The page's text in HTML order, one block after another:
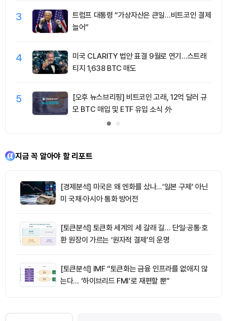
3
트럼프 대통령 “가상자산은 큰일…비트코인 결제
늘어”
4
미국 CLARITY 법안 표결 9월로 연기…스트래
티지 1,638 BTC 매도
5
[오후 뉴스브리핑] 비트코인 고래, 12억 달러 규
모 BTC 매입 및 ETF 유입 소식 外
지금 꼭 알아야 할 리포트
[경제분석] 미국은 왜 엔화를 샀나…‘일본 구제’ 아닌
미 국채·아시아 통화 방어전
[토큰분석] 토큰화 세계의 세 갈래 길… 단일·공통·호
환 원장이 가르는 ‘원자적 결제’의 운명
[토큰분석] IMF “토큰화는 금융 인프라를 없애지 않
는다… ‘하이브리드 FMI’로 재편할 뿐”